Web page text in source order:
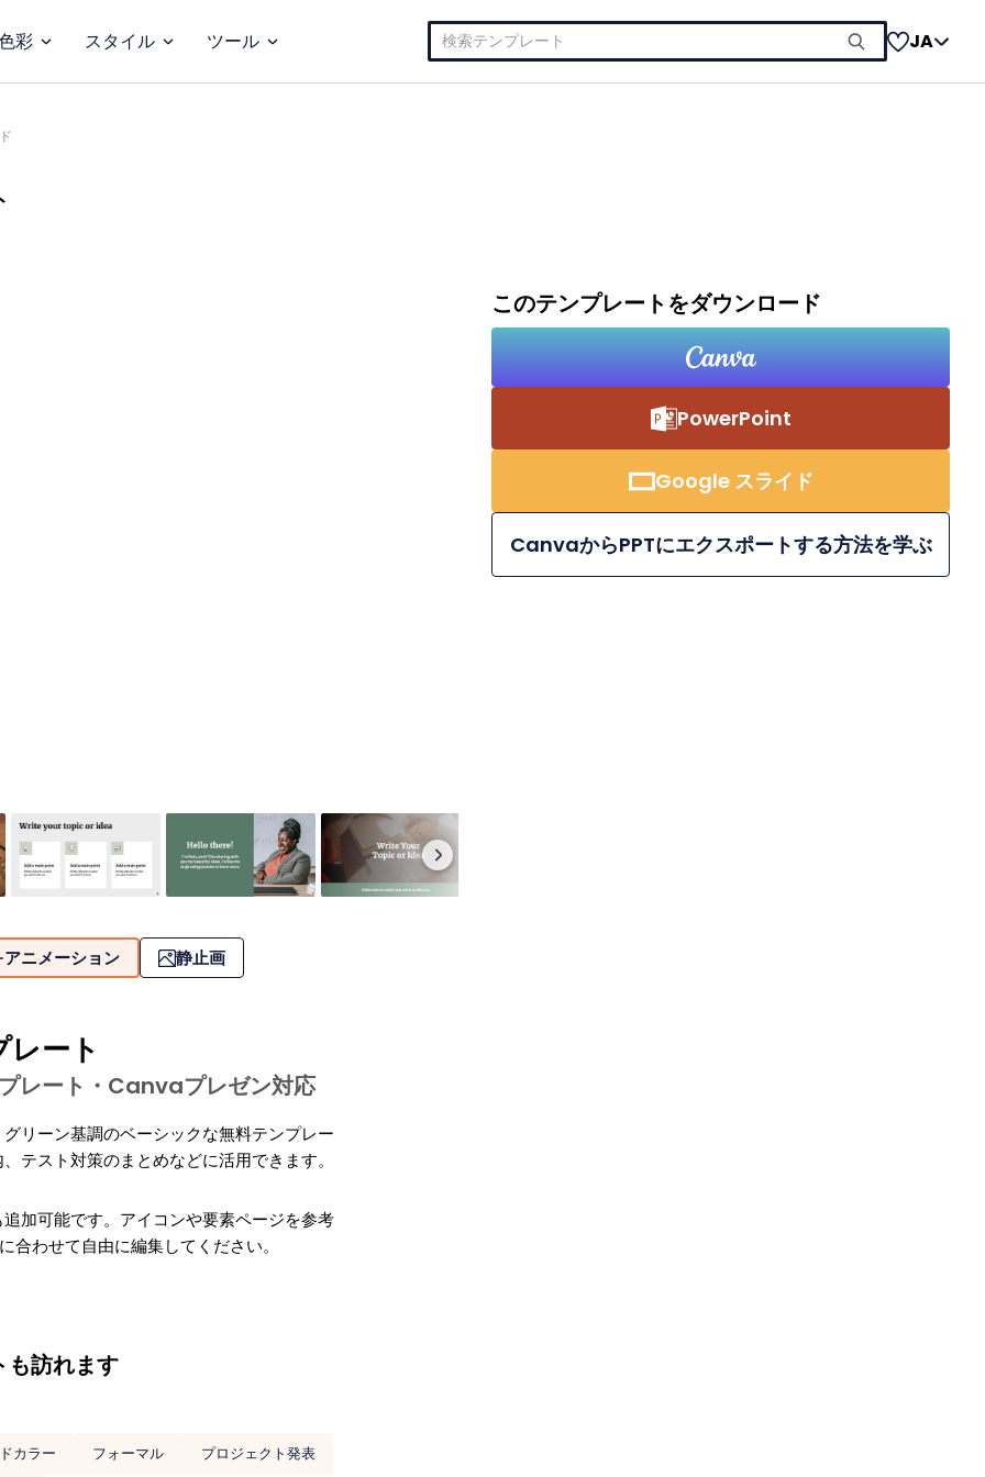
彩 スタイル ツール
検
索:
JA
アニメーション 静止画
ート
レート・Canvaプレゼン対応
リーン基調のベーシックな無料テンプレー
テスト対策のまとめなどに活用できます。
加可能です。アイコンや要素ページを参考
わせて自由に編集してください。
も訪れます
カラー フォーマル プロジェクト発表
このテンプレートをダウンロード
PowerPoint
Google スライド
CanvaからPPTにエクスポートする方法を学ぶ